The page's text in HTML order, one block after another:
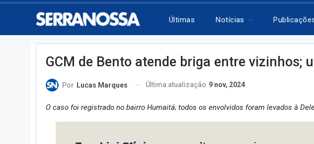
Últimas Notícias
GCM de Bento atende briga entre vizinhos;
Por Lucas Marques Última atualização 9 nov, 2024
O caso foi registrado no bairro Humaitá; todos os envolvidos foram levados à